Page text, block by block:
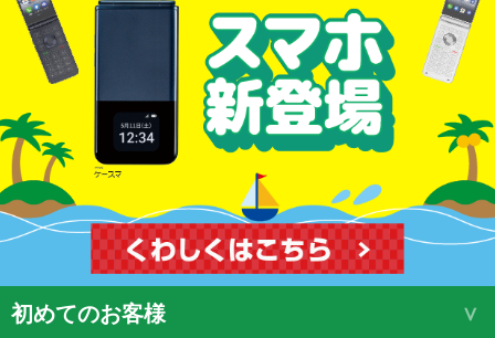
初めてのお客様